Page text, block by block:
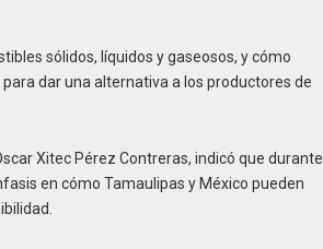
sólidos, líquidos y gaseosos, y cómo
dar una alternativa a los productores de
Xitec Pérez Contreras, indicó que durante
en cómo Tamaulipas y México pueden